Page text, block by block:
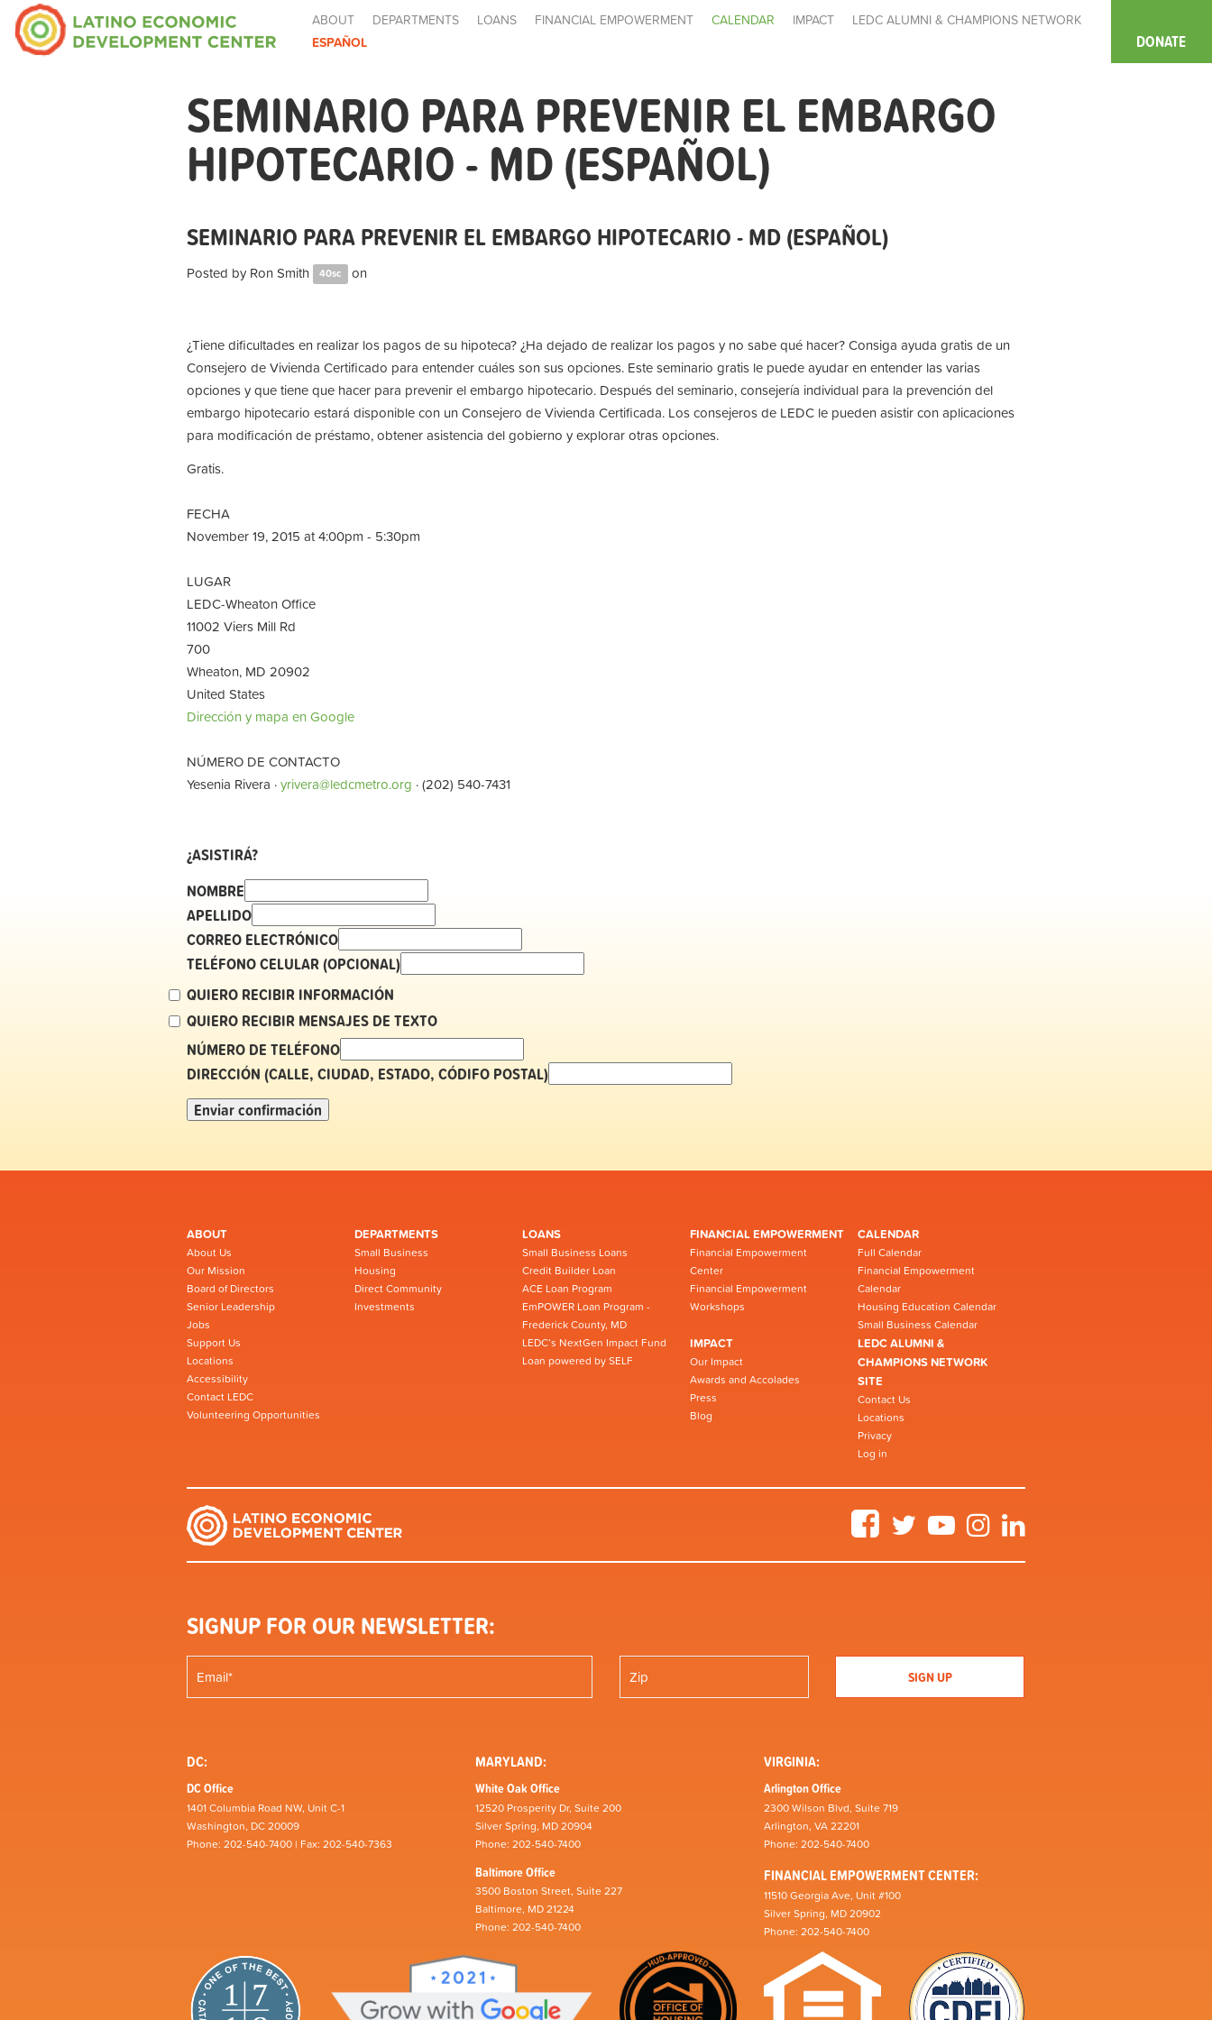
ABOUT DEPARTMENTS LOANS FINANCIAL EMPOWERMENT CALENDAR IMPACT
LEDC ALUMNI & CHAMPIONS NETWORK
ESPAÑOL
DONATE
SEMINARIO PARA PREVENIR EL EMBARGO
HIPOTECARIO - MD (ESPAÑOL)
SEMINARIO PARA PREVENIR EL EMBARGO HIPOTECARIO - MD (ESPAÑOL)
Posted by Ron Smith 40sc on
¿Tiene dificultades en realizar los pagos de su hipoteca? ¿Ha dejado de realizar los pagos y no sabe qué hacer? Consiga ayuda gratis de un
Consejero de Vivienda Certificado para entender cuáles son sus opciones. Este seminario gratis le puede ayudar en entender las varias
opciones y que tiene que hacer para prevenir el embargo hipotecario. Después del seminario, consejería individual para la prevención del
embargo hipotecario estará disponible con un Consejero de Vivienda Certificada. Los consejeros de LEDC le pueden asistir con aplicaciones
para modificación de préstamo, obtener asistencia del gobierno y explorar otras opciones.
Gratis.
FECHA
November 19, 2015 at 4:00pm - 5:30pm
LUGAR
LEDC-Wheaton Office
11002 Viers Mill Rd
700
Wheaton, MD 20902
United States
Dirección y mapa en Google
NÚMERO DE CONTACTO
Yesenia Rivera ·yrivera@ledcmetro.org · (202) 540-7431
¿ASISTIRÁ?
NOMBRE
APELLIDO
CORREO ELECTRÓNICO
TELÉFONO CELULAR (OPCIONAL)
QUIERO RECIBIR INFORMACIÓN
QUIERO RECIBIR MENSAJES DE TEXTO
NÚMERO DE TELÉFONO
DIRECCIÓN (CALLE, CIUDAD, ESTADO, CÓDIFO POSTAL)
ABOUT
About Us
Our Mission
Board of Directors
Senior Leadership
Jobs
Support Us
Locations
Accessibility
Contact LEDC
Volunteering Opportunities
DEPARTMENTS
Small Business
Housing
Direct Community
Investments
LOANS
Small Business Loans
Credit Builder Loan
ACE Loan Program
EmPOWER Loan Program -
Frederick County, MD
LEDC’s NextGen Impact Fund
Loan powered by SELF
FINANCIAL EMPOWERMENT
Financial Empowerment
Center
Financial Empowerment
Workshops
CALENDAR
Full Calendar
Financial Empowerment
Calendar
Housing Education Calendar
Small Business Calendar
IMPACT
Our Impact
Awards and Accolades
Press
Blog
LEDC ALUMNI &
CHAMPIONS NETWORK
SITE
Contact Us
Locations
Privacy
Log in
FacebookTwitter YouTubeInstagram
SIGNUP FOR OUR NEWSLETTER:
DC:
DC Office
1401 Columbia Road NW, Unit C-1
Washington, DC 20009
Phone: 202-540-7400 | Fax: 202-540-7363
MARYLAND:
White Oak Office
12520 Prosperity Dr, Suite 200
Silver Spring, MD 20904
Phone: 202-540-7400
Baltimore Office
3500 Boston Street, Suite 227
Baltimore, MD 21224
Phone: 202-540-7400
VIRGINIA:
Arlington Office
2300 Wilson Blvd, Suite 719
Arlington, VA 22201
Phone: 202-540-7400
FINANCIAL EMPOWERMENT CENTER:
11510 Georgia Ave, Unit #100
Silver Spring, MD 20902
Phone: 202-540-7400